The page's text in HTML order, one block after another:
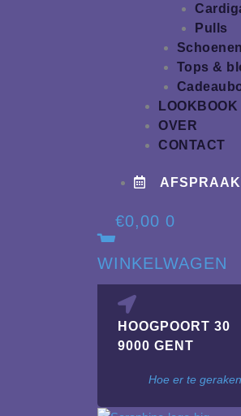
Pulls
Schoenen
Tops &
LOOKBOOK
OVER
CONTACT
€0,00 0
WINKELWAGEN
HOOGPOORT 30
9000 GENT
Hoe er te geraken